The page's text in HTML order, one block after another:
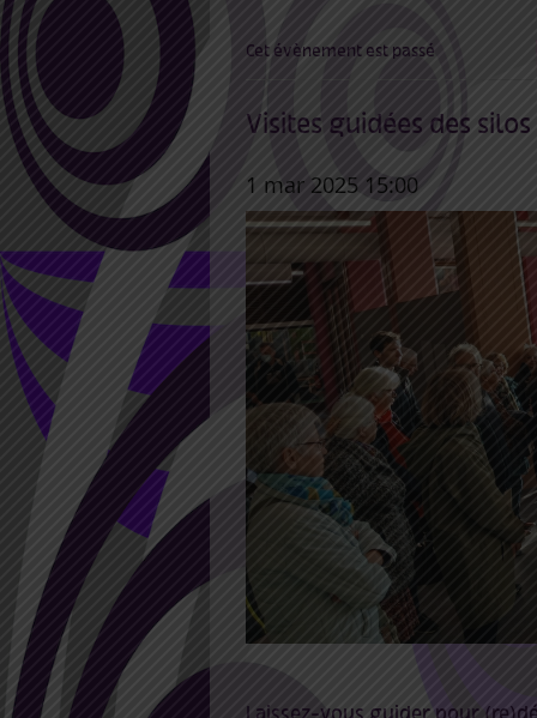
Cet évènement est passé
Visites guidées des silos
1 mar 2025 15:00